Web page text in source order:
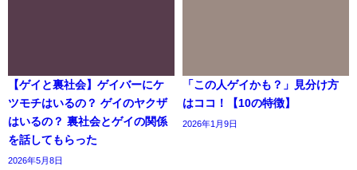
【ゲイと裏社会】ゲイバーにケ
ツモチはいるの？ ゲイのヤクザ
はいるの？ 裏社会とゲイの関係
を話してもらった
2026年5月8日
「この人ゲイかも？」見分け方
はココ！【10の特徴】
2026年1月9日